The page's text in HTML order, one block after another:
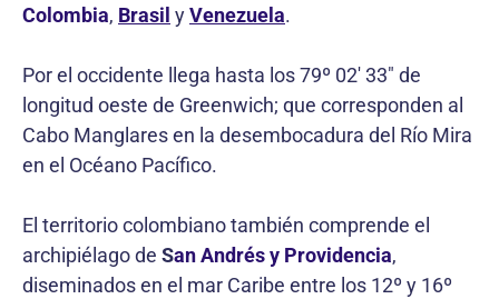
Colombia, Brasil yVenezuela.
Por el occidente llega hasta los 79º 02′ 33″ de
longitud oeste de Greenwich; que corresponden al
Cabo Manglares en la desembocadura del Río Mira
en el Océano Pacífico.
El territorio colombiano también comprende el
archipiélago de San Andrés y Providencia,
diseminados en el mar Caribe entre los 12º y 16º